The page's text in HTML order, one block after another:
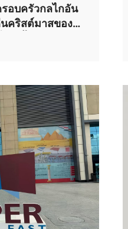
อบครัวกลไกอัน
คริสต์มาสของ
ดขึ้นสำเร็จลุล่วง